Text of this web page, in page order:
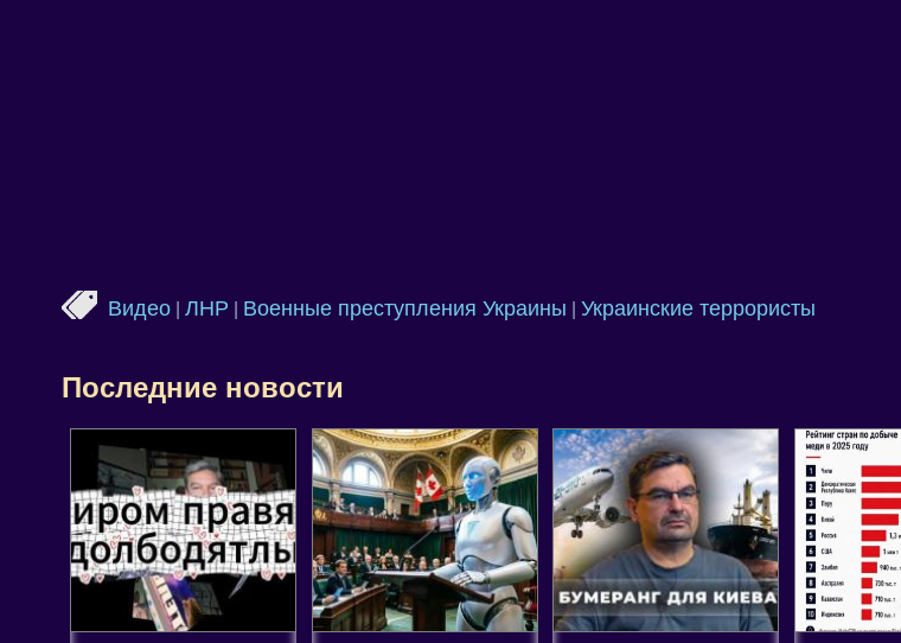
Видео ЛНР Военные преступления Украины Украинские террористы
Последние новости